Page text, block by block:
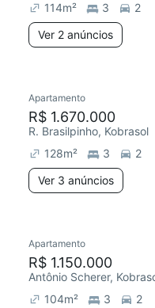
114m² 3
2
Ver 2 anúncios
Apartamento
R$ 1.670.000
R. Brasilpinho, Kobrasol
128m² 3
2
Ver 3 anúncios
Apartamento
R$ 1.150.000
Antônio Scherer,
104m² 3
2